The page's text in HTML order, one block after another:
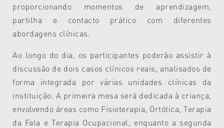
proporcionando momentos de aprendizagem,
partilha e contacto prático com diferentes
abordagens clínicas.
Ao longo do dia, os participantes poderão assistir à
discussão de dois casos clínicos reais, analisados de
forma integrada por várias unidades clínicas da
instituição. A primeira mesa será dedicada à criança,
envolvendo áreas como Fisioterapia, Ortótica, Terapia
da Fala e Terapia Ocupacional, enquanto a segunda